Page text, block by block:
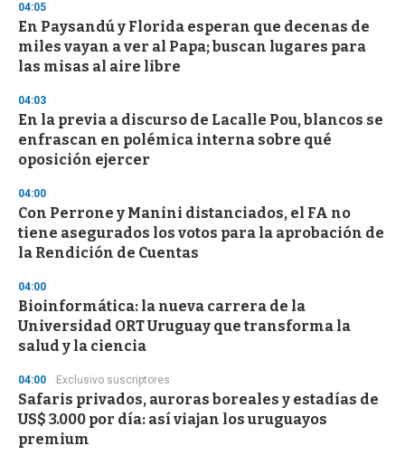
n
d
04:05
En Paysandú y Florida esperan que decenas de
miles vayan a ver al Papa; buscan lugares para
las misas al aire libre
04:03
En la previa a discurso de Lacalle Pou, blancos se
enfrascan en polémica interna sobre qué
oposición ejercer
04:00
Con Perrone y Manini distanciados, el FA no
tiene asegurados los votos para la aprobación de
la Rendición de Cuentas
04:00
Bioinformática: la nueva carrera de la
Universidad ORT Uruguay que transforma la
salud y la ciencia
04:00 Exclusivo suscriptores
Safaris privados, auroras boreales y estadías de
US$ 3.000 por día: así viajan los uruguayos
premium